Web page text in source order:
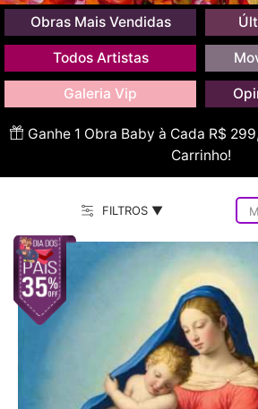
Obras Mais Vendidas
Todos Artistas
Galeria Vip
Ganhe 1 Obra Baby à Cada R$
Carrinho!
FILTROS ▼